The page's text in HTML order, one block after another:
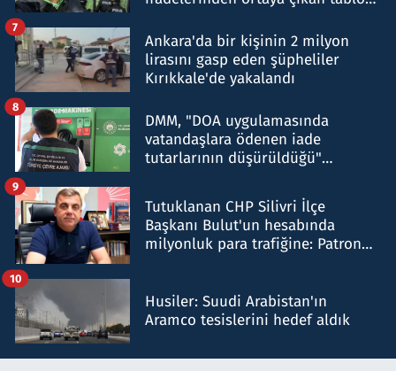
Ankara'da bir kişinin 2 milyon
lirasını gasp eden şüpheliler
Kırıkkale'de yakalandı
7
DMM, "DOA uygulamasında
vatandaşlara ödenen iade
tutarlarının düşürüldüğü"
8
Tutuklanan CHP Silivri İlçe
Başkanı Bulut'un hesabında
milyonluk para trafiğine: Patron
9
Husiler: Suudi Arabistan'ın
Aramco tesislerini hedef aldık
10